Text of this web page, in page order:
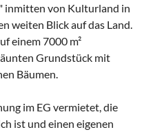
inmitten von Kulturland in
weiten Blick auf das Land.
einem 7000 m²
Grundstück mit
Bäumen.
im EG vermietet, die
ist und einen eigenen